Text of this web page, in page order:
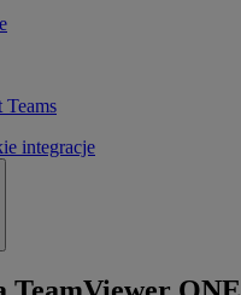
integracje